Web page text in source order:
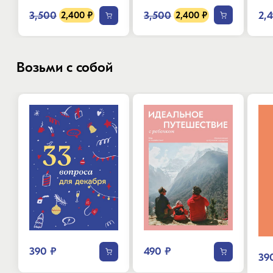
3,500 2,400 ₽ 3,500 2,400 ₽
Возьми с собой
390 ₽ 490 ₽